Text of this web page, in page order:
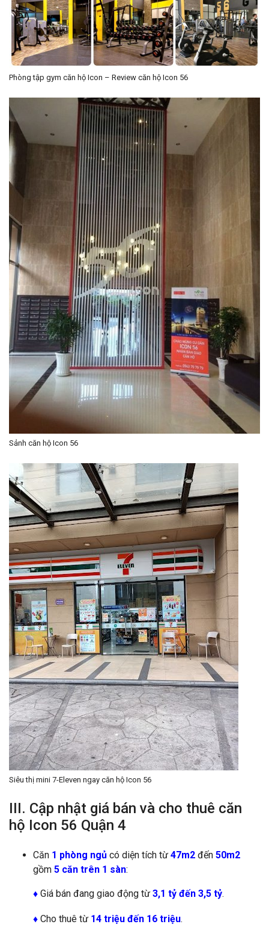
Phòng tập gym căn hộ Icon – Review căn hộ Icon 56
Sảnh căn hộ Icon 56
Siêu thị mini 7-Eleven ngay căn hộ Icon 56
III. Cập nhật giá bán và cho thuê căn
hộ Icon 56 Quận 4
Căn 1 phòng ngủ có diện tích từ 47m2 đến 50m2
gồm 5 căn trên 1 sàn:
♦ Giá bán đang giao động từ 3,1 tỷ đến 3,5 tỷ.
♦ Cho thuê từ 14 triệu đến 16 triệu.